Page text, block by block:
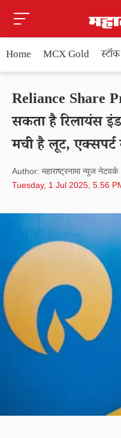
Home MCX Gold
Reliance Share
सकता है रिलायंस
मची है लूट, एक्सपर्ट
Author: महाराष्ट्रनामा न्यूज नेटवर्क
Tuesday, 1 Jul 2025, 5.56